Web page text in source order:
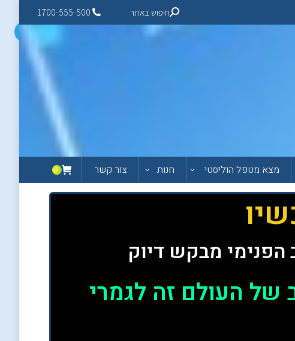
חיפוש באתר 1700-555-500
מצא מטפל הוליסטי חנות צור קשר 0
מבקש דיוק
העולם זה לגמרי